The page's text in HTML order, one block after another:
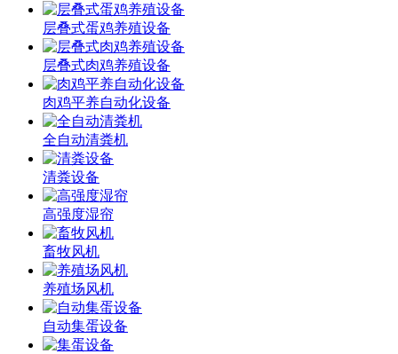
层叠式蛋鸡养殖设备
层叠式肉鸡养殖设备
肉鸡平养自动化设备
全自动清粪机
清粪设备
高强度湿帘
畜牧风机
养殖场风机
自动集蛋设备